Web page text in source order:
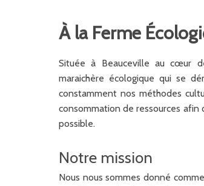
À la Ferme
Située à Beauceville au cœur
maraichère écologique qui se
constamment nos méthodes
consommation de ressources
possible.
Notre mission
Nous nous sommes donné